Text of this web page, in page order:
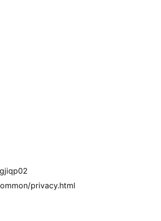
privacy.html